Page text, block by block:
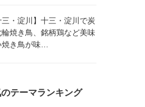
三・淀川】十三・淀川で炭
輪焼き鳥、銘柄鶏など美味
焼き鳥が味…
のテーマランキング